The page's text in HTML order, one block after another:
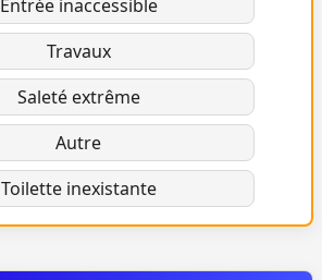
Entrée inaccessible
Travaux
Saleté extrême
Autre
Toilette inexistante